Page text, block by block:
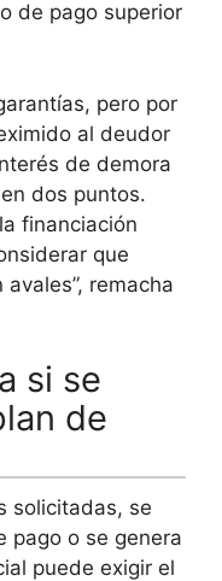
de pago superior
pero por
al deudor
de demora
dos puntos.
financiación
que
remacha
se
de
solicitadas, se
pago o se genera
puede exigir el